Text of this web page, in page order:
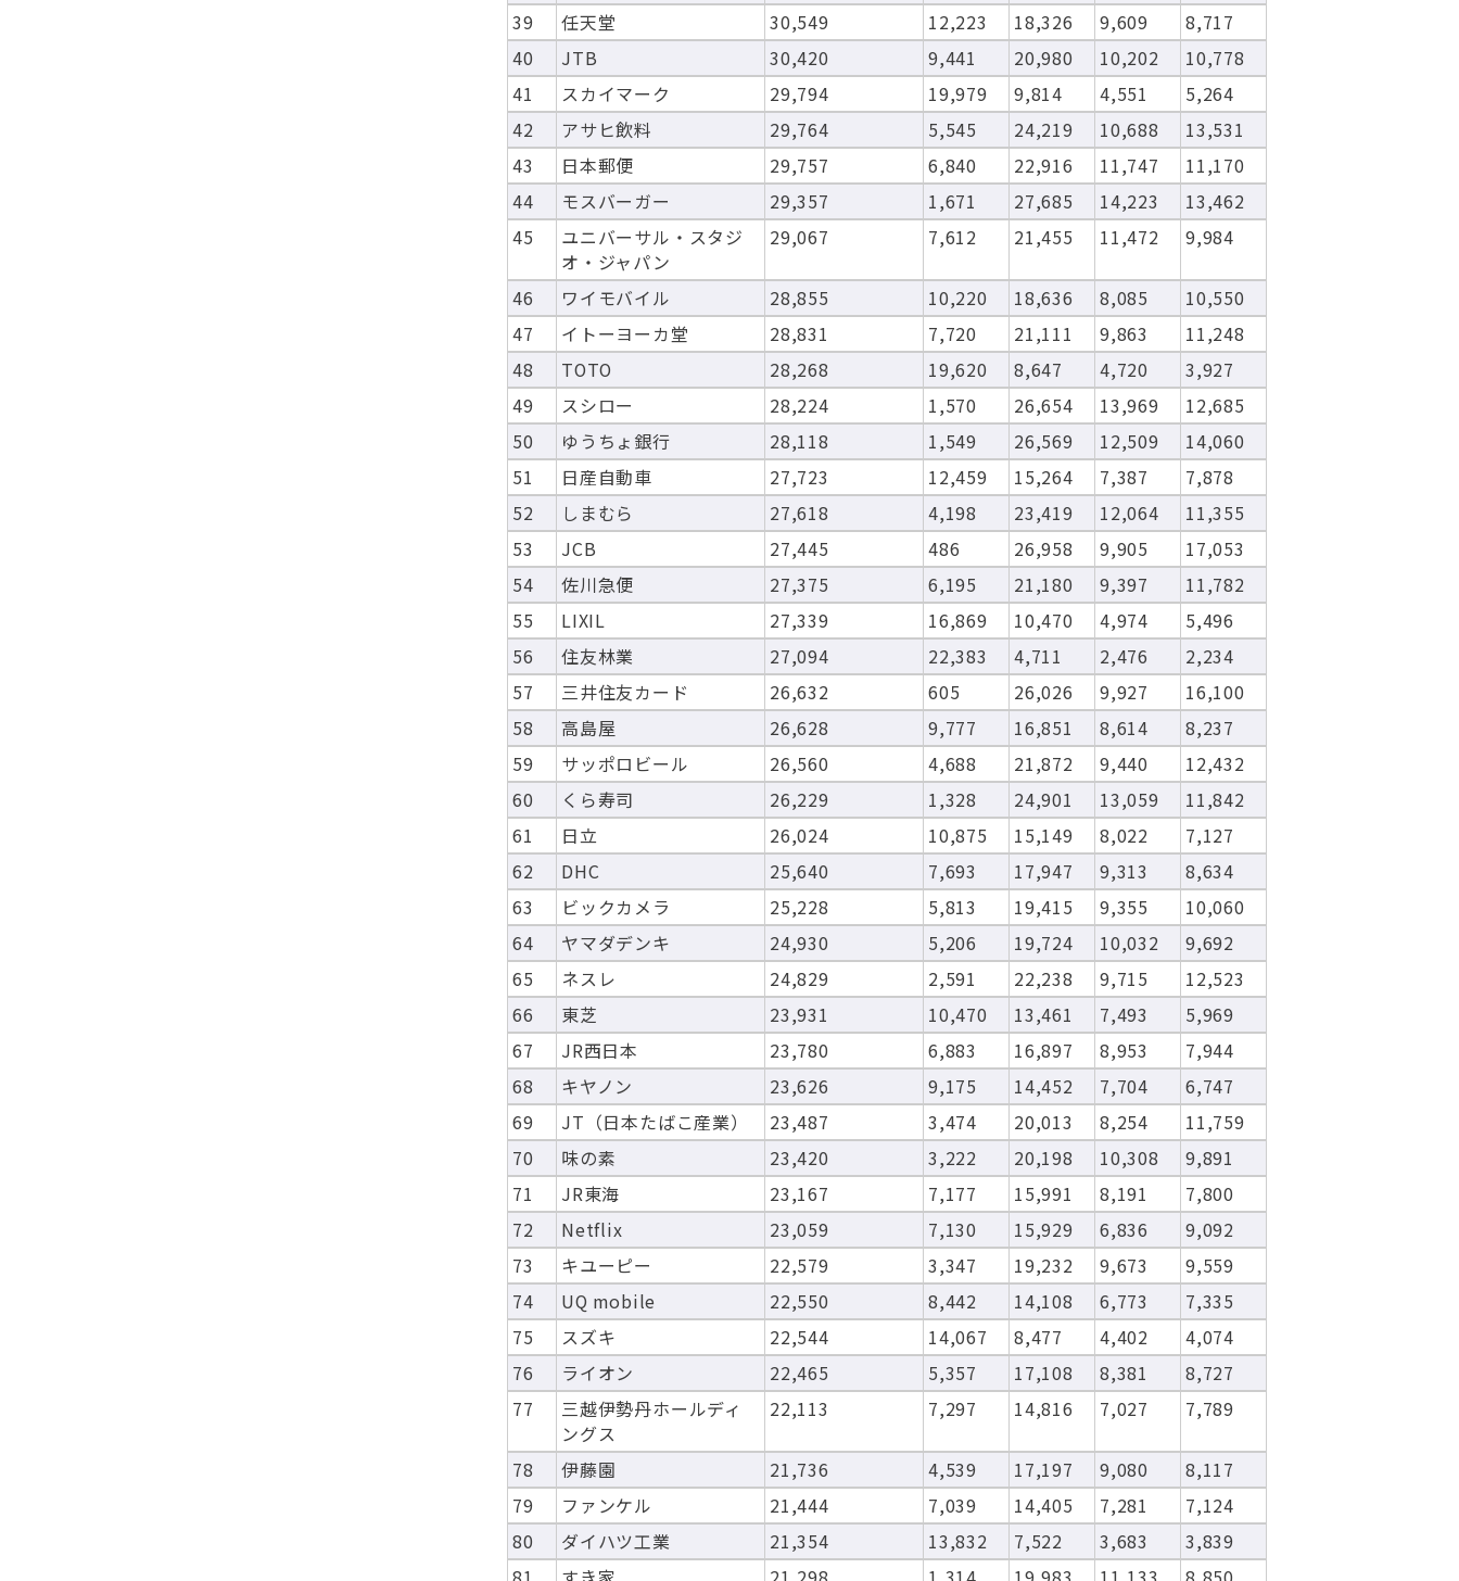
39
任天堂 30,549 12,223 18,326 9,609
8,717
40
JTB 30,420 9,441 20,980 10,202
10,778
41
スカイマーク 29,794 19,979 9,814 4,551
5,264
42
アサヒ飲料 29,764 5,545 24,219 10,688
13,531
43
日本郵便 29,757 6,840 22,916 11,747
11,170
44
モスバーガー 29,357 1,671 27,685 14,223
13,462
45
ユニバーサル・スタジ
オ・ジャパン
29,067 7,612 21,455 11,472 9,984
46 ワイモバイル 28,855 10,220 18,636 8,085
10,550
47
イトーヨーカ堂 28,831 7,720 21,111 9,863
11,248
48
TOTO 28,268 19,620 8,647 4,720
3,927
49
スシロー 28,224 1,570 26,654 13,969
12,685
50
ゆうちょ銀行 28,118 1,549 26,569 12,509
14,060
51
日産自動車 27,723 12,459 15,264 7,387
7,878
52
しまむら 27,618 4,198 23,419 12,064
11,355
53
JCB 27,445 486 26,958 9,905
17,053
54
佐川急便 27,375 6,195 21,180 9,397
11,782
55
LIXIL 27,339 16,869 10,470 4,974
5,496
56
住友林業 27,094 22,383 4,711 2,476
2,234
57
三井住友カード 26,632 605 26,026 9,927
16,100
58
高島屋 26,628 9,777 16,851 8,614
8,237
59
サッポロビール 26,560 4,688 21,872 9,440
12,432
60
くら寿司 26,229 1,328 24,901 13,059
11,842
61
日立 26,024 10,875 15,149 8,022
7,127
62
DHC 25,640 7,693 17,947 9,313
8,634
63
ビックカメラ 25,228 5,813 19,415 9,355
10,060
64
ヤマダデンキ 24,930 5,206 19,724 10,032
9,692
65
ネスレ 24,829 2,591 22,238 9,715
12,523
66
東芝 23,931 10,470 13,461 7,493
5,969
67
JR西日本 23,780 6,883 16,897 8,953
7,944
68
キヤノン 23,626 9,175 14,452 7,704
6,747
69
JT（日本たばこ産業） 23,487 3,474 20,013 8,254
11,759
70
味の素 23,420 3,222 20,198 10,308
9,891
71
JR東海 23,167 7,177 15,991 8,191
7,800
72
Netflix 23,059 7,130 15,929 6,836
9,092
73
キユーピー 22,579 3,347 19,232 9,673
9,559
74
UQ mobile 22,550 8,442 14,108 6,773
7,335
75
スズキ 22,544 14,067 8,477 4,402
4,074
76
ライオン 22,465 5,357 17,108 8,381
8,727
77
三越伊勢丹ホールディ
ングス
22,113 7,297 14,816 7,027 7,789
78 伊藤園 21,736 4,539 17,197 9,080
8,117
79
ファンケル 21,444 7,039 14,405 7,281
7,124
80
ダイハツ工業 21,354 13,832 7,522 3,683
3,839